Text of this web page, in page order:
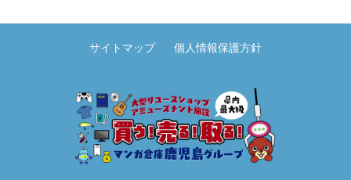
サイトマップ 個人情報保護方針